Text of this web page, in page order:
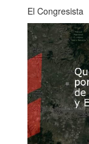
El Congresista